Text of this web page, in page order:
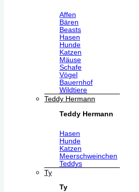
Affen
Bären
Beasts
Hasen
Hunde
Katzen
Mäuse
Schafe
Vögel
Bauernhof
Wildtiere
Teddy Hermann
Teddy Hermann
Hasen
Hunde
Katzen
Meerschweinchen
Teddys
Ty
Ty